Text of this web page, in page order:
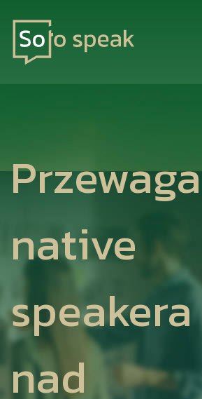
Przewaga
native
speakera
nad